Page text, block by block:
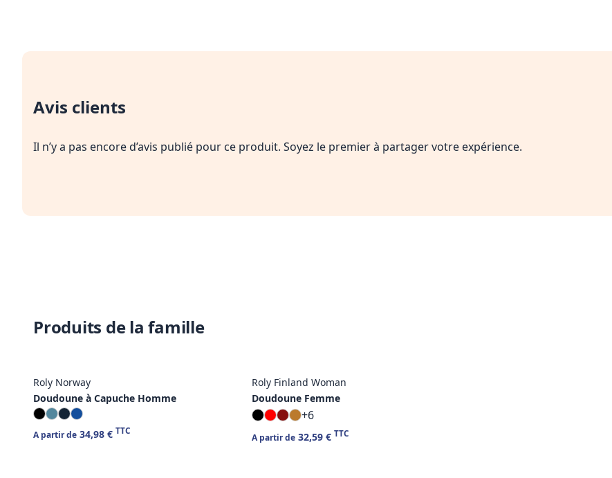
Avis clients
Il n’y a pas encore d’avis publié pour ce produit. Soyez le premier à partager votre expérience.
Produits de la famille
Roly Norway
Doudoune à Capuche Homme
A partir de 34,98 € TTC
Roly Finland Woman
Doudoune Femme
+6
A partir de 32,59 € TTC